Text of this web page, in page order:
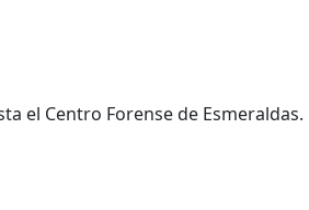
el Centro Forense de Esmeraldas.